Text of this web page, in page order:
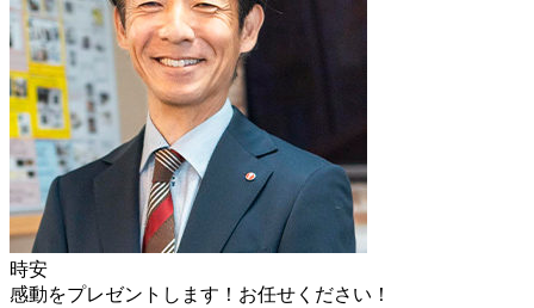
時安
感動をプレゼントします！お任せください！